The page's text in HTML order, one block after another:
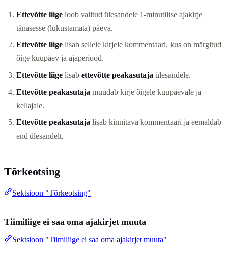
Ettevõtte liige loob valitud ülesandele 1-minutilise ajakirje
tänasesse (lukustamata) päeva.
Ettevõtte liige lisab sellele kirjele kommentaari, kus on märgitud
õige kuupäev ja ajaperiood.
Ettevõtte liige lisab ettevõtte peakasutaja ülesandele.
Ettevõtte peakasutaja muudab kirje õigele kuupäevale ja
kellajale.
Ettevõtte peakasutaja lisab kinnitava kommentaari ja eemaldab
end ülesandelt.
Tõrkeotsing
Sektsioon "Tõrkeotsing"
Tiimiliige ei saa oma ajakirjet muuta
Sektsioon "Tiimiliige ei saa oma ajakirjet muuta"